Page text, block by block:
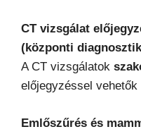
CT vizsgálat
(központi
A CT vizsgálatok
előjegyzéssel vehetők
Emlőszűrés és